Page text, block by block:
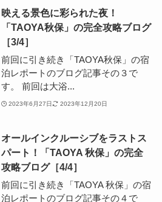
映える景色に彩られた夜！
「TAOYA秋保」の完全攻略ブログ
［3/4］
前回に引き続き「TAOYA秋保」の宿
泊レポートのブログ記事その３で
す。 前回は大浴...
2023年6月27日 2023年12月20日
オールインクルーシブをラストス
パート！「TAOYA 秋保」の完全
攻略ブログ［4/4］
前回に引き続き「TAOYA 秋保」の宿
泊レポートのブログ記事その４で